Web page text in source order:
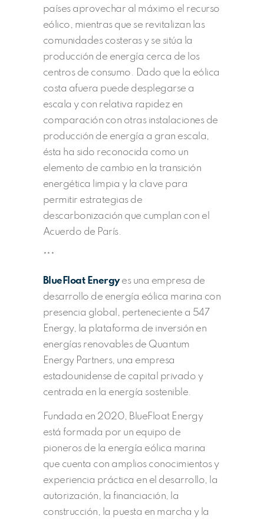
países aprovechar al máximo el recurso
eólico, mientras que se revitalizan las
comunidades costeras y se sitúa la
producción de energía cerca de los
centros de consumo. Dado que la eólica
costa afuera puede desplegarse a
escala y con relativa rapidez en
comparación con otras instalaciones de
producción de energía a gran escala,
ésta ha sido reconocida como un
elemento de cambio en la transición
energética limpia y la clave para
permitir estrategias de
descarbonización que cumplan con el
Acuerdo de París.
***
BlueFloat Energy es una empresa de
desarrollo de energía eólica marina con
presencia global, perteneciente a 547
Energy, la plataforma de inversión en
energías renovables de Quantum
Energy Partners, una empresa
estadounidense de capital privado y
centrada en la energía sostenible.
Fundada en 2020, BlueFloat Energy
está formada por un equipo de
pioneros de la energía eólica marina
que cuenta con amplios conocimientos y
experiencia práctica en el desarrollo, la
autorización, la financiación, la
construcción, la puesta en marcha y la